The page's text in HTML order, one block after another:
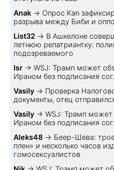
Anak → Опрос Kan
разрыва между Биби и
List32 → В Ашкелоне
летнюю репатриантку:
подозреваемого
Isr → WSJ: Трамп может
Ираном без подписания
Vasily → Проверка
документы, отец
Vasily → WSJ: Трамп может
Ираном без подписания
Aleks48 → Беер-Шева:
плен» и несколько часов
гомосексуалистов